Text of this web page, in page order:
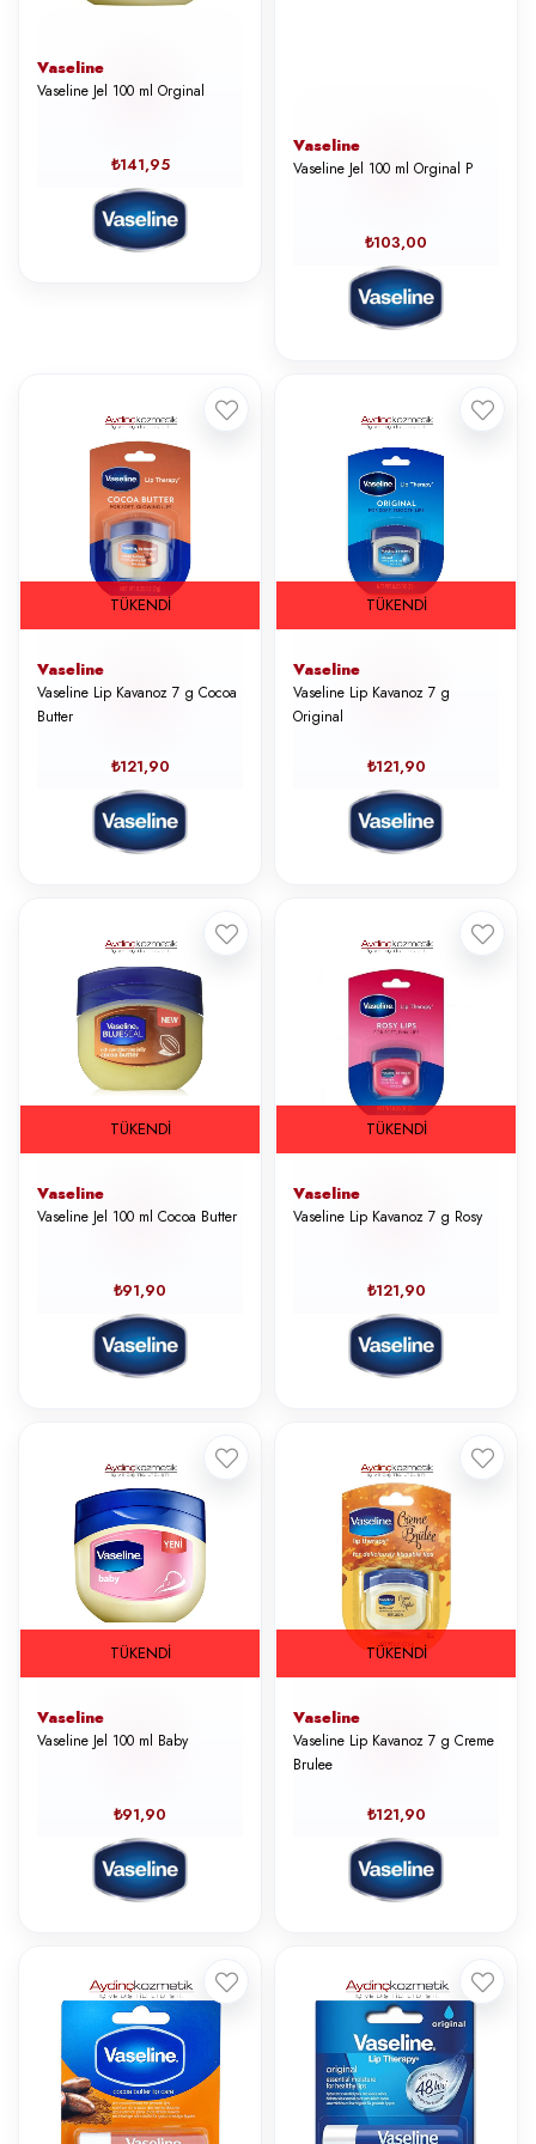
Vaseline
Vaseline Jel 100 ml Orginal
₺141,95
Vaseline
Vaseline Jel 100 ml Orginal P
₺103,00
TÜKENDI
Vaseline
Vaseline Lip Kavanoz 7 g Cocoa
Butter
₺121,90
TÜKENDI
Vaseline
Vaseline Lip Kavanoz 7 g
Original
₺121,90
TÜKENDI
Vaseline
Vaseline Jel 100 ml Cocoa Butter
₺91,90
TÜKENDI
Vaseline
Vaseline Lip Kavanoz 7 g Rosy
₺121,90
TÜKENDI
Vaseline
Vaseline Jel 100 ml Baby
₺91,90
TÜKENDI
Vaseline
Vaseline Lip Kavanoz 7 g Creme
Brulee
₺121,90